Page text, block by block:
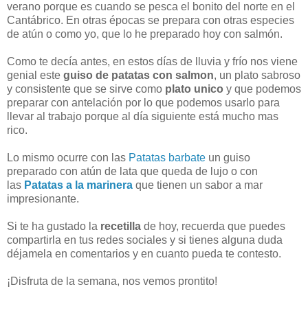
verano porque es cuando se pesca el bonito del norte en el
Cantábrico. En otras épocas se prepara con otras especies
de atún o como yo, que lo he preparado hoy con salmón.
Como te decía antes, en estos días de lluvia y frío nos viene
genial este guiso de patatas con salmon, un plato sabroso
y consistente que se sirve como plato unico y que podemos
preparar con antelación por lo que podemos usarlo para
llevar al trabajo porque al día siguiente está mucho mas
rico.
Lo mismo ocurre con las Patatas barbate un guiso
preparado con atún de lata que queda de lujo o con
las Patatas a la marinera que tienen un sabor a mar
impresionante.
Si te ha gustado la recetilla de hoy, recuerda que puedes
compartirla en tus redes sociales y si tienes alguna duda
déjamela en comentarios y en cuanto pueda te contesto.
¡Disfruta de la semana, nos vemos prontito!